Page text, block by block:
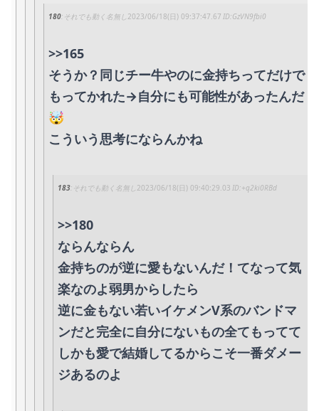
180 それでも動く名無し2023/06/18(日) 09:37:47.67 GzVN9fbi0
>>165
そうか？同じチー牛やのに金持ちってだけで
もってかれた→自分にも可能性があったんだ
🤯
こういう思考にならんかね
183 それでも動く名無し 2023/06/18(日) 09:40:29.03 +q2ki0RBd
>>180
ならんならん
金持ちのが逆に愛もないんだ！てなって気
楽なのよ弱男からしたら
逆に金もない若いイケメンV系のバンドマ
ンだと完全に自分にないもの全てもってて
しかも愛で結婚してるからこそ一番ダメー
ジあるのよ